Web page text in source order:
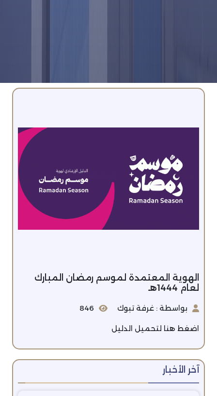
الهوية المعتمدة لموسم رمضان المبارك
لعام 1444هـ
بواسطة : غرفة تبوك 846
اضغط هنا لتحميل الدليل
آخر الأخبار